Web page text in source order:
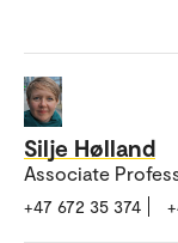
Silje Hølland
Associate
+47 672 35 374